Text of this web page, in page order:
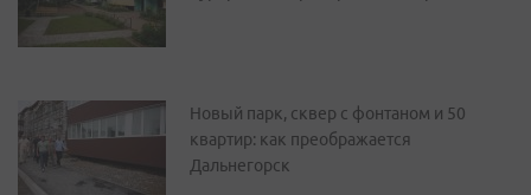
Новый парк, сквер с фонтаном и 50
квартир: как преображается
Дальнегорск